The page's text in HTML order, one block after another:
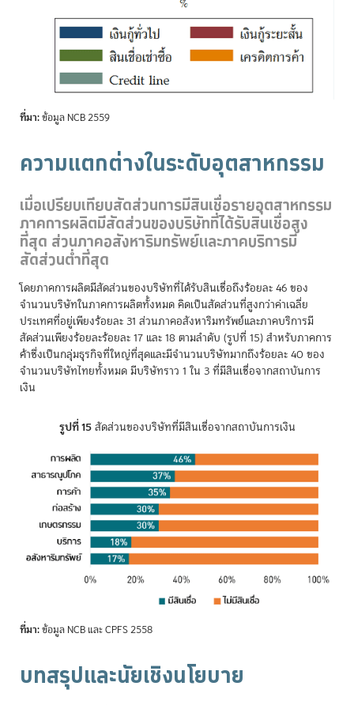
ที่มา:ข้อมูล NCB 2559
ความแตกต่างในระดับอุตสาหกรรม
เมื่อเปรียบเทียบสัดส่วนการมีสินเชื่อรายอุตสาหกรรม
ภาคการผลิตมีสัดส่วนของบริษัทที่ได้รับสินเชื่อสูง
ที่สุด ส่วนภาคอสังหาริมทรัพย์และภาคบริการมี
สัดส่วนต่ำที่สุด
โดยภาคการผลิตมีสัดส่วนของบริษัทที่ได้รับสินเชื่อถึงร้อยละ 46 ของ
จำนวนบริษัทในภาคการผลิตทั้งหมด คิดเป็นสัดส่วนที่สูงกว่าค่าเฉลี่ย
ประเทศที่อยู่เพียงร้อยละ 31 ส่วนภาคอสังหาริมทรัพย์และภาคบริการมี
สัดส่วนเพียงร้อยละร้อยละ 17 และ 18 ตามลำดับ (รูปที่ 15) สำหรับภาคการ
ค้าซึ่งเป็นกลุ่มธุรกิจที่ใหญ่ที่สุดและมีจำนวนบริษัทมากถึงร้อยละ 40 ของ
จำนวนบริษัทไทยทั้งหมด มีบริษัทราว 1 ใน 3 ที่มีสินเชื่อจากสถาบันการ
เงิน
รูปที่ 15สัดส่วนของบริษัทที่มีสินเชื่อจากสถาบันการเงิน
ที่มา:ข้อมูล NCB และ CPFS 2558
บทสรุปและนัยเชิงนโยบาย